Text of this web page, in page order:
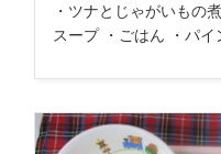
・ツナとじゃがいもの
スープ ・ごはん ・パイ